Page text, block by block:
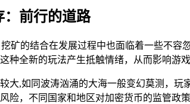
：前行的道路
矿的结合在发展过程中也面临着一些不
种全新的玩法产生抵触情绪，从而影响游戏
大,如同波涛汹涌的大海一般变幻莫测，
险，不同国家和地区对加密货币的监管政